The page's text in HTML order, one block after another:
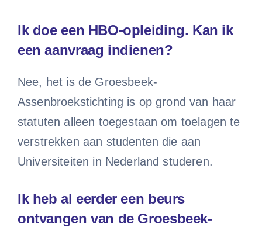
Ik doe een HBO-opleiding. Kan ik
een aanvraag indienen?
Nee, het is de Groesbeek-
Assenbroekstichting is op grond van haar
statuten alleen toegestaan om toelagen te
verstrekken aan studenten die aan
Universiteiten in Nederland studeren.
Ik heb al eerder een beurs
ontvangen van de Groesbeek-